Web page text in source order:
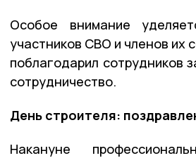
Особое внимание
участников СВО и членов их
поблагодарил сотрудников
сотрудничество.
День строителя:
Накануне